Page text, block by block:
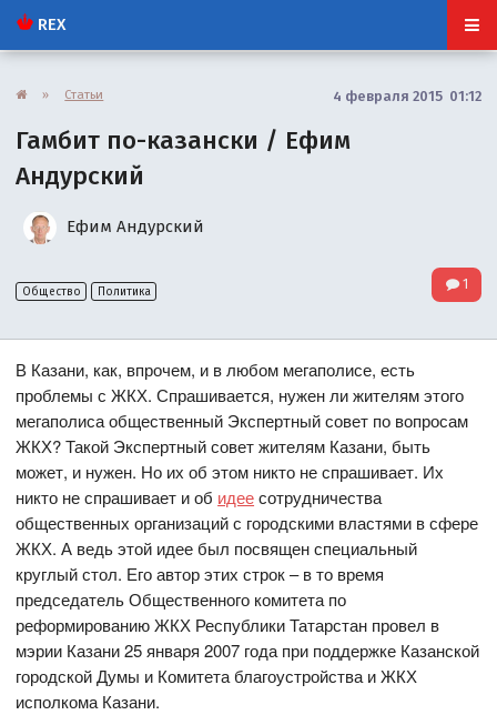
REX
» Статьи 4 февраля 2015 01:12
Гамбит по-казански / Ефим
Андурский
Ефим Андурский
Общество Политика 1
В Казани, как, впрочем, и в любом мегаполисе, есть
проблемы с ЖКХ. Спрашивается, нужен ли жителям этого
мегаполиса общественный Экспертный совет по вопросам
ЖКХ? Такой Экспертный совет жителям Казани, быть
может, и нужен. Но их об этом никто не спрашивает. Их
никто не спрашивает и об идеесотрудничества
общественных организаций с городскими властями в сфере
ЖКХ. А ведь этой идее был посвящен специальный
круглый стол. Его автор этих строк – в то время
председатель Общественного комитета по
реформированию ЖКХ Республики Татарстан провел в
мэрии Казани 25 января 2007 года при поддержке Казанской
городской Думы и Комитета благоустройства и ЖКХ
исполкома Казани.